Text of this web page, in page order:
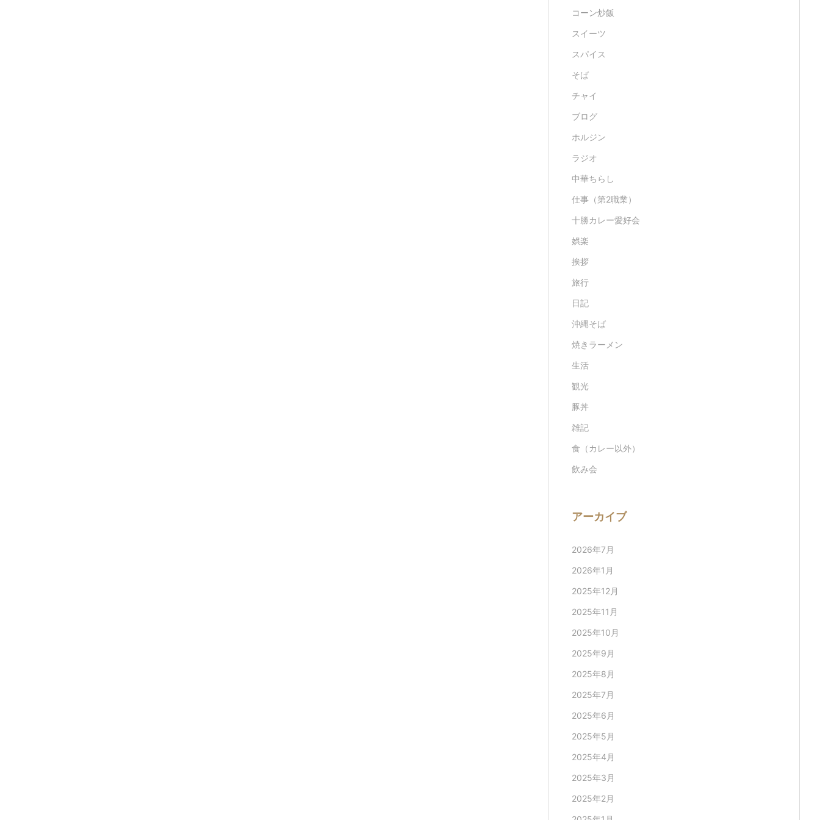
コーン炒飯
スイーツ
スパイス
そば
チャイ
ブログ
ホルジン
ラジオ
中華ちらし
仕事（第2職業）
十勝カレー愛好会
娯楽
挨拶
旅行
日記
沖縄そば
焼きラーメン
生活
観光
豚丼
雑記
食（カレー以外）
飲み会
アーカイブ
2026年7月
2026年1月
2025年12月
2025年11月
2025年10月
2025年9月
2025年8月
2025年7月
2025年6月
2025年5月
2025年4月
2025年3月
2025年2月